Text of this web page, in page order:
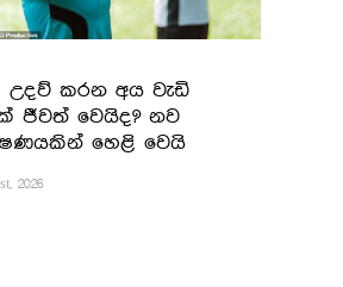
උදව් කරන අය වැඩි
ජීවත් වෙයිද? නව
හෙළි වෙයි
2026